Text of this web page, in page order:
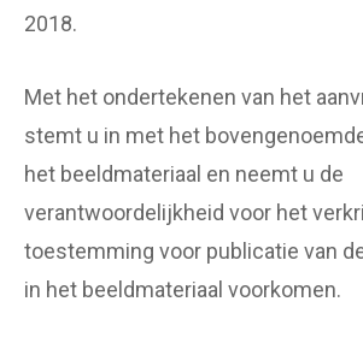
2018.
Met het ondertekenen van het
stemt u in met het
het beeldmateriaal en neemt u de
verantwoordelijkheid voor het
toestemming voor publicatie van
in het beeldmateriaal voorkomen.